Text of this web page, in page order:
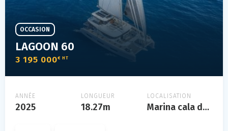
LAGOON 60
3 195 000€ HT
OCCASION
ANNÉE
2025
LONGUEUR
18.27m
LOCALISATION
Marina cala de' medici - rosignano solvay